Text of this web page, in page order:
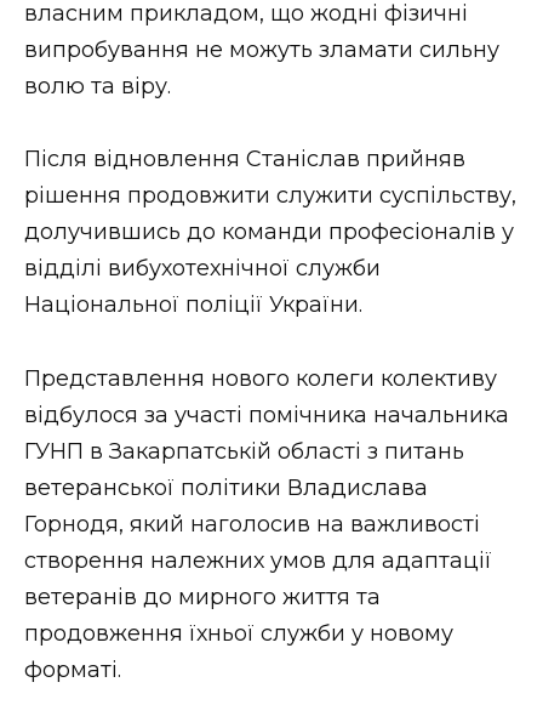
власним прикладом, що жодні фізичні
випробування не можуть зламати сильну
волю та віру.
Після відновлення Станіслав прийняв
рішення продовжити служити суспільству,
долучившись до команди професіоналів у
відділі вибухотехнічної служби
Національної поліції України.
Представлення нового колеги колективу
відбулося за участі помічника начальника
ГУНП в Закарпатській області з питань
ветеранської політики Владислава
Горнодя, який наголосив на важливості
створення належних умов для адаптації
ветеранів до мирного життя та
продовження їхньої служби у новому
форматі.